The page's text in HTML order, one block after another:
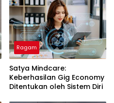
Ragam
Satya Mindcare:
Keberhasilan Gig Economy
Ditentukan oleh Sistem Diri